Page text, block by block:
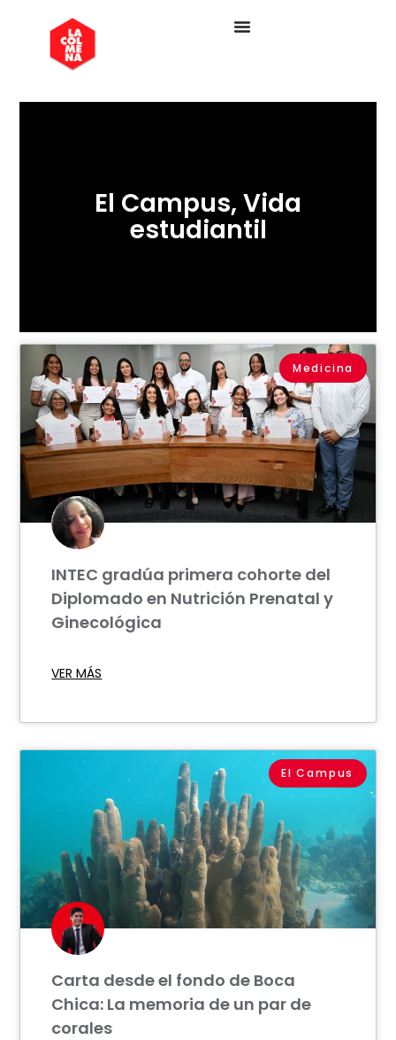
El Campus, Vida
estudiantil
Medicina
INTEC gradúa primera cohorte del
Diplomado en Nutrición Prenatal y
Ginecológica
VER MÁS
El Campus
Carta desde el fondo de Boca
Chica: La memoria de un par de
corales